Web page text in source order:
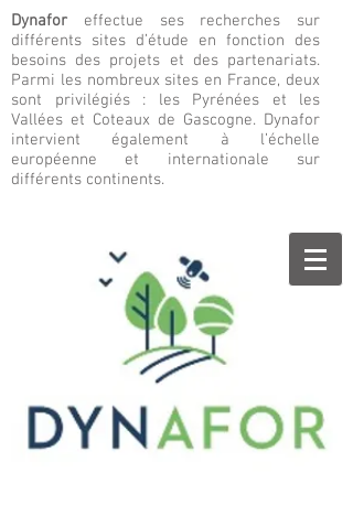
Dynafor effectue ses recherches sur
différents sites d’étude en fonction des
besoins des projets et des partenariats.
Parmi les nombreux sites en France, deux
sont privilégiés : les Pyrénées et les
Vallées et Coteaux de Gascogne. Dynafor
intervient également à l’échelle
européenne et internationale sur
différents continents.